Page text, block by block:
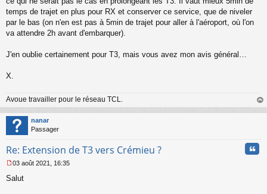
temps de trajet en plus pour RX et conserver ce service, que de niveler
par le bas (on n'en est pas à 5min de trajet pour aller à l'aéroport, où l'on
va attendre 2h avant d'embarquer).
J'en oublie certainement pour T3, mais vous avez mon avis général…
X.
Avoue travailler pour le réseau TCL.
au
nanar
Passager
Re: Extension de T3 vers Crémieu ?
e
03 août 2021, 16:35
Salut